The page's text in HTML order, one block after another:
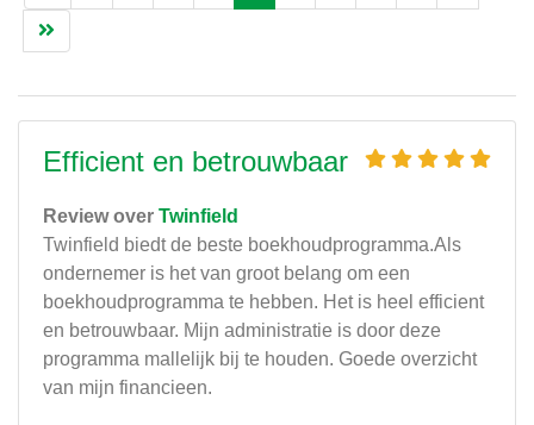
Efficient en betrouwbaar
Review over Twinfield
Twinfield biedt de beste boekhoudprogramma.Als
ondernemer is het van groot belang om een
boekhoudprogramma te hebben. Het is heel efficient
en betrouwbaar. Mijn administratie is door deze
programma mallelijk bij te houden. Goede overzicht
van mijn financieen.